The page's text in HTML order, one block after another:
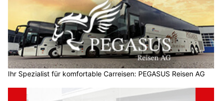
Ihr Spezialist für komfortable Carreisen: PEGASUS Reisen AG